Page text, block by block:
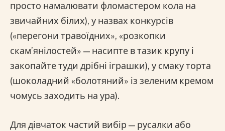
просто намалювати фломастером кола на
звичайних білих), у назвах конкурсів
(«перегони травоїдних», «розкопки
скам’янілостей» — насипте в тазик крупу і
закопайте туди дрібні іграшки), у смаку торта
(шоколадний «болотяний» із зеленим кремом
чомусь заходить на ура).
Для дівчаток частий вибір — русалки або